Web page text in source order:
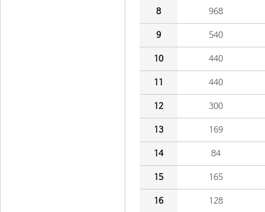
8 968
9 540
10 440
11 440
12 300
13 169
14 84
15 165
16 128